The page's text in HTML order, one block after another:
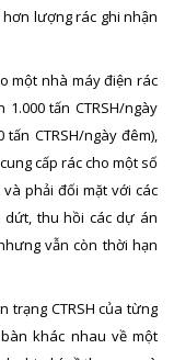
lượng rác ghi nhận
một nhà máy điện rác
tấn CTRSH/ngày
CTRSH/ngày đêm),
cấp rác cho một số
phải đối mặt với các
dứt, thu hồi các dự án
vẫn còn thời hạn
trạng CTRSH của từng
khác nhau về một